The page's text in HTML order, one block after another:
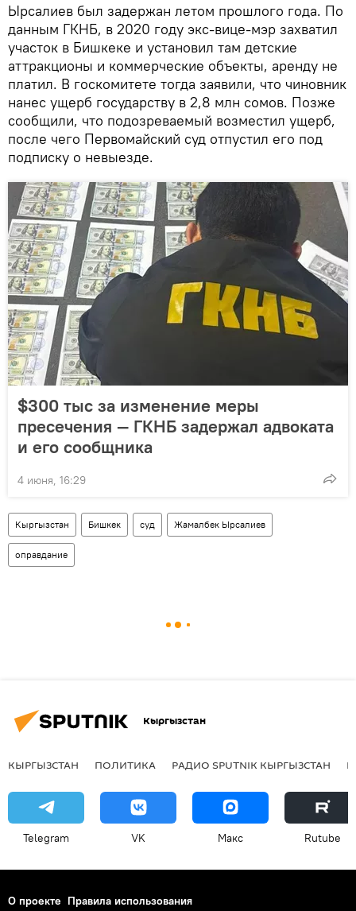
Ырсалиев был задержан летом прошлого года. По
данным ГКНБ, в 2020 году экс-вице-мэр захватил
участок в Бишкеке и установил там детские
аттракционы и коммерческие объекты, аренду не
платил. В госкомитете тогда заявили, что чиновник
нанес ущерб государству в 2,8 млн сомов. Позже
сообщили, что подозреваемый возместил ущерб,
после чего Первомайский суд отпустил его под
подписку о невыезде.
$300 тыс за изменение меры
пресечения — ГКНБ задержал адвоката
и его сообщника
4 июня, 16:29
Кыргызстан Бишкек суд Жамалбек Ырсалиев
оправдание
Кыргызстан
КЫРГЫЗСТАН ПОЛИТИКА РАДИО SPUTNIK КЫРГЫЗСТАН
Telegram VK Макс Rutube
О проекте Правила использования